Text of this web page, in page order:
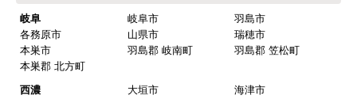
た
【注文からどのくらいで届きましたか？】
岐阜 岐阜市
羽島市
各務原市
山県市
瑞穂市
本巣市
羽島郡 岐南町
羽島郡 笠松町
本巣郡 北方町
西濃
大垣市
海津市